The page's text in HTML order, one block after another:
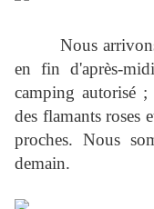
Nous arrivons
en fin d'après-
camping autorisé
des flamants roses
proches. Nous
demain.